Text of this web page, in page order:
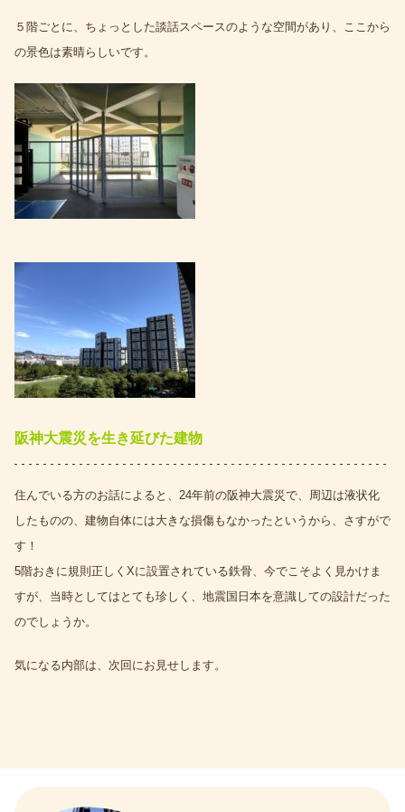
５階ごとに、ちょっとした談話スペースのような空間があり、ここから
の景色は素晴らしいです。
阪神大震災を生き延びた建物
住んでいる方のお話によると、24年前の阪神大震災で、周辺は液状化
したものの、建物自体には大きな損傷もなかったというから、さすがで
す！
5階おきに規則正しくXに設置されている鉄骨、今でこそよく見かけま
すが、当時としてはとても珍しく、地震国日本を意識しての設計だった
のでしょうか。
気になる内部は、次回にお見せします。